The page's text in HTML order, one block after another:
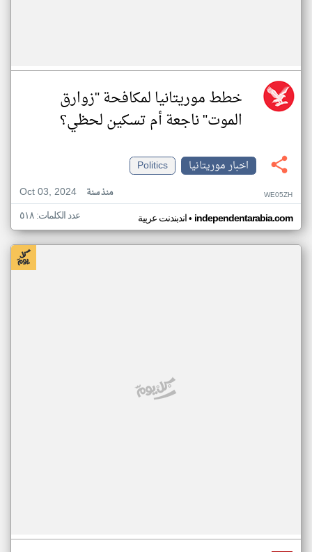
خطط موريتانيا لمكافحة "زوارق
الموت" ناجعة أم تسكين لحظي؟
اخبار موريتانيا
Politics
Oct 03, 2024
منذ سنة WE05ZH
اندبندنت عربية• independentarabia.com عدد الكلمات: ٥١٨